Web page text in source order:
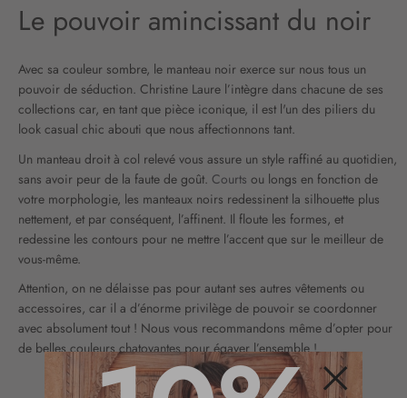
Le pouvoir amincissant du noir
Avec sa couleur sombre, le manteau noir exerce sur nous tous un
pouvoir de séduction. Christine Laure l’intègre dans chacune de ses
collections car, en tant que pièce iconique, il est l'un des piliers du
look casual chic abouti que nous affectionnons tant.
Un manteau droit à col relevé vous assure un style raffiné au quotidien,
sans avoir peur de la faute de goût. Courts ou longs en fonction de
votre morphologie, les manteaux noirs redessinent la silhouette plus
nettement, et par conséquent, l’affinent. Il floute les formes, et
redessine les contours pour ne mettre l’accent que sur le meilleur de
vous-même.
Attention, on ne délaisse pas pour autant ses autres vêtements ou
accessoires, car il a d’énorme privilège de pouvoir se coordonner
avec absolument tout ! Nous vous recommandons même d’opter pour
de belles couleurs chatoyantes pour égayer l’ensemble !